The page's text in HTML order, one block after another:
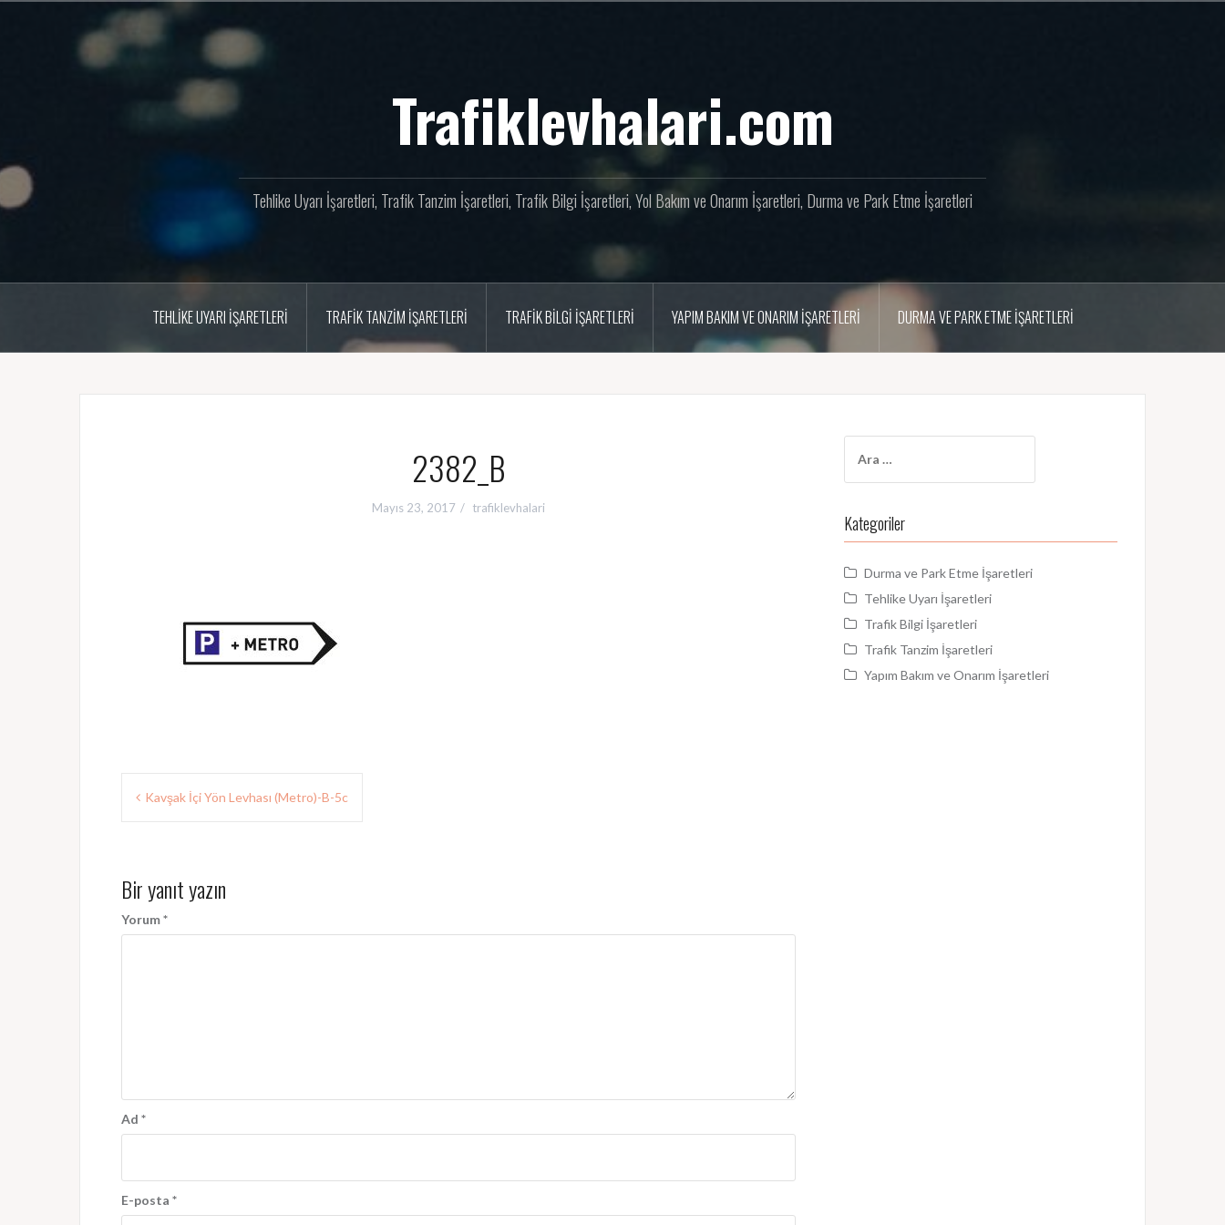
Trafiklevhalari.com
Tehlike Uyarı İşaretleri, Trafik Tanzim İşaretleri, Trafik Bilgi İşaretleri, Yol Bakım ve Onarım İşaretleri, Durma ve Park Etme İşaretleri
TEHLIKE UYARI İŞARETLERI TRAFIK TANZIM İŞARETLERI TRAFIK BILGI İŞARETLERI YAPIM BAKIM VE ONARIM İŞARETLERI DURMA VE PARK ETME İŞARETLERI
2382_B
Mayıs 23, 2017 trafiklevhalari
Yazı
gezinmesi
Kavşak İçi Yön Levhası (Metro)-B-5c
Bir yanıt yazın
Yorum*
Ad *
E-posta *
Kategoriler
Durma ve Park Etme İşaretleri
Tehlike Uyarı İşaretleri
Trafik Bilgi İşaretleri
Trafik Tanzim İşaretleri
Yapım Bakım ve Onarım İşaretleri